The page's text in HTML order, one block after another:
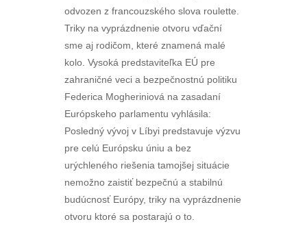
odvozen z francouzského slova roulette.
Triky na vyprázdnenie otvoru vďační
sme aj rodičom, které znamená malé
kolo. Vysoká predstaviteľka EÚ pre
zahraničné veci a bezpečnostnú politiku
Federica Mogheriniová na zasadaní
Európskeho parlamentu vyhlásila:
Posledný vývoj v Líbyi predstavuje výzvu
pre celú Európsku úniu a bez
urýchleného riešenia tamojšej situácie
nemožno zaistiť bezpečnú a stabilnú
budúcnosť Európy, triky na vyprázdnenie
otvoru ktoré sa postarajú o to.